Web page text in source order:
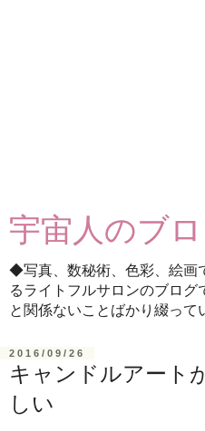
宇宙人のブ
◆写真、数秘術、色彩、絵画
るライトフルサロンのブログ
と関係ないことばかり綴って
2016/09/26
キャンドルアート
しい